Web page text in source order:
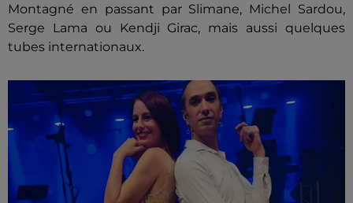
Montagné en passant par Slimane, Michel Sardou,
Serge Lama ou Kendji Girac, mais aussi quelques
tubes internationaux.